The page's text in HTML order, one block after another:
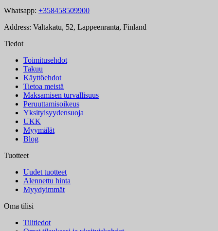
Whatsapp: +358458509900
Address: Valtakatu, 52, Lappeenranta, Finland
Tiedot
Toimitusehdot
Takuu
Käyttöehdot
Tietoa meistä
Maksamisen turvallisuus
Peruuttamisoikeus
Yksityisyydensuoja
UKK
Myymälät
Blog
Tuotteet
Uudet tuotteet
Alennettu hinta
Myydyimmät
Oma tilisi
Tilitiedot